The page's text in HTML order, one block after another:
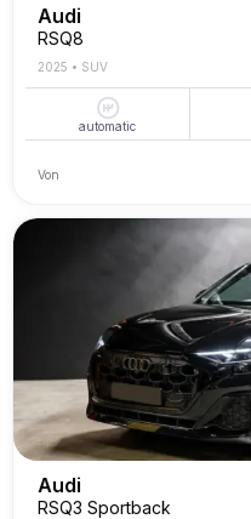
Audi
RSQ8
2025 • SUV
automatic
Von
Audi
RSQ3 Sportback